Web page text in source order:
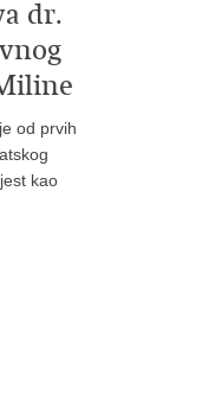
dr.
od prvih
kao